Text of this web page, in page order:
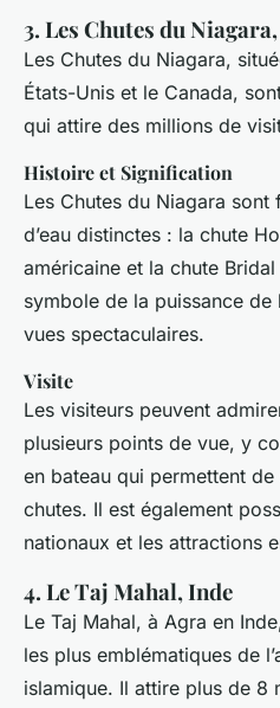
3. Les Chutes du
Les Chutes du Niagara,
États-Unis et le Canada,
qui attire des millions de
Histoire et Signification
Les Chutes du Niagara
d’eau distinctes : la chute
américaine et la chute
symbole de la puissance
vues spectaculaires.
Visite
Les visiteurs peuvent
plusieurs points de vue, y
en bateau qui permettent
chutes. Il est également
nationaux et les attractions
4. Le Taj Mahal, Inde
Le Taj Mahal, à Agra en
les plus emblématiques de
islamique. Il attire plus de 8